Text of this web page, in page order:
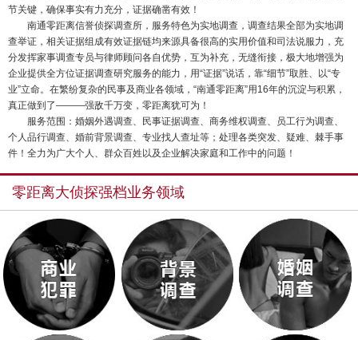
节关键，确保事实有力充分，证据确凿有效！
南通零距离信誉侦探调查所，服务特色为实地调查，调查结果全部为实地调
查举证，相关证据组成有效证据链均来源具备很高的实用价值和司法说服力，充
分发挥家事调查专员与律师顾问各自优势，互为补充，无缝衔接，极大地增强为
企业提供全方位证据调查研究服务的能力，用“证据”说话，靠“细节”取胜、以“专
业”立命。在繁纷复杂的民事及商业各领域，“南通零距离”用16年的沉淀与积累，
真正做到了———强敌千万变，零距离犹可为！
服务范围：婚姻外遇调查、民事证据调查、商务维权调查、员工行为调查、
个人品行调查、婚前背景调查、专业找人查址等；处理各类突发、疑难、棘手事
件！全力为广大个人、群众百姓以及企业解决家庭和工作中的问题！
零距离大侦探强档业务领域